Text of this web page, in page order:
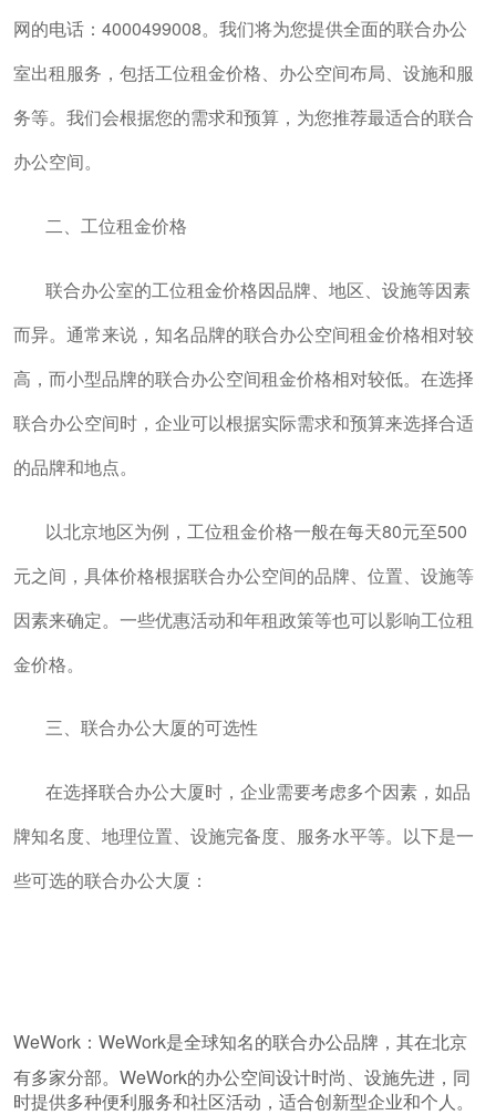
网的电话：4000499008。我们将为您提供全面的联合办公
室出租服务，包括工位租金价格、办公空间布局、设施和服
务等。我们会根据您的需求和预算，为您推荐最适合的联合
办公空间。
二、工位租金价格
联合办公室的工位租金价格因品牌、地区、设施等因素
而异。通常来说，知名品牌的联合办公空间租金价格相对较
高，而小型品牌的联合办公空间租金价格相对较低。在选择
联合办公空间时，企业可以根据实际需求和预算来选择合适
的品牌和地点。
以北京地区为例，工位租金价格一般在每天80元至500
元之间，具体价格根据联合办公空间的品牌、位置、设施等
因素来确定。一些优惠活动和年租政策等也可以影响工位租
金价格。
三、联合办公大厦的可选性
在选择联合办公大厦时，企业需要考虑多个因素，如品
牌知名度、地理位置、设施完备度、服务水平等。以下是一
些可选的联合办公大厦：
WeWork：WeWork是全球知名的联合办公品牌，其在北京
有多家分部。WeWork的办公空间设计时尚、设施先进，同
时提供多种便利服务和社区活动，适合创新型企业和个人。